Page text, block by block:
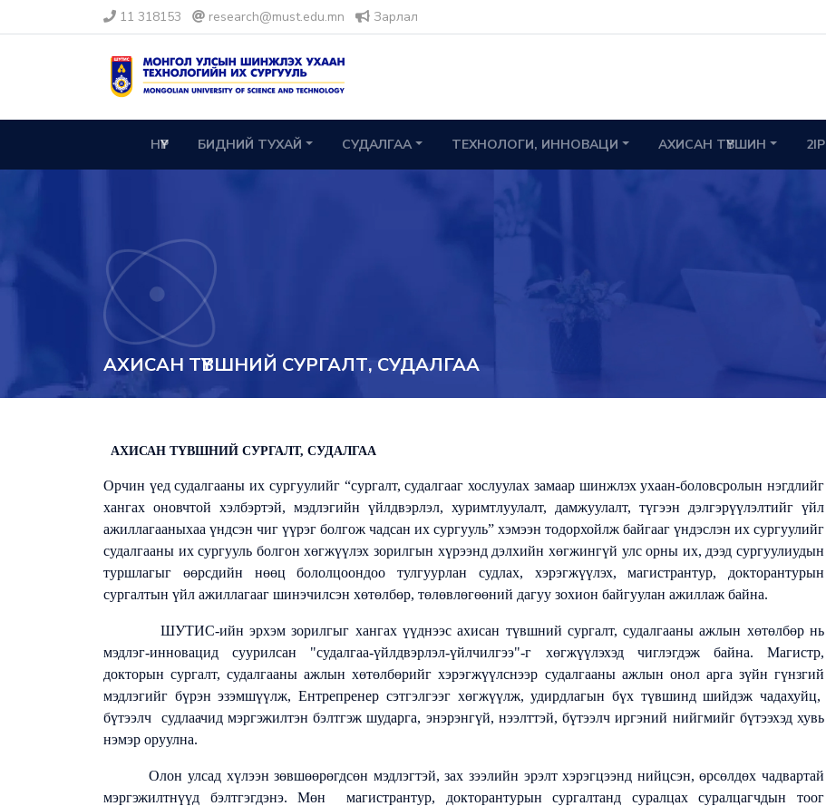
11 318153 research@must.edu.mn Зарлал
НҮҮР БИДНИЙ ТУХАЙ СУДАЛГАА ТЕХНОЛОГИ, ИННОВАЦИ АХИСАН ТҮВШИН 2IP
АХИСАН ТҮВШНИЙ СУРГАЛТ, СУДАЛГАА
АХИСАН ТҮВШНИЙ СУРГАЛТ, СУДАЛГАА
Орчин үед судалгааны их сургуулийг “сургалт, судалгааг хослуулах замаар шинжлэх ухаан-боловсролын нэгдлийг
хангах оновчтой хэлбэртэй, мэдлэгийн үйлдвэрлэл, хуримтлуулалт, дамжуулалт, түгээн дэлгэрүүлэлтийг үйл
ажиллагааныхаа үндсэн чиг үүрэг болгож чадсан их сургууль” хэмээн тодорхойлж байгааг үндэслэн их сургуулийг
судалгааны их сургууль болгон хөгжүүлэх зорилгын хүрээнд дэлхийн хөгжингүй улс орны их, дээд сургуулиудын
туршлагыг өөрсдийн нөөц бололцоондоо тулгуурлан судлах, хэрэгжүүлэх, магистрантур, докторантурын
сургалтын үйл ажиллагааг шинэчилсэн хөтөлбөр, төлөвлөгөөний дагуу зохион байгуулан ажиллаж байна.
ШУТИС-ийн эрхэм зорилгыг хангах үүднээс ахисан түвшний сургалт, судалгааны ажлын хөтөлбөр нь
мэдлэг-инновацид суурилсан "судалгаа-үйлдвэрлэл-үйлчилгээ"-г хөгжүүлэхэд чиглэгдэж байна. Магистр,
докторын сургалт, судалгааны ажлын хөтөлбөрийг хэрэгжүүлснээр судалгааны ажлын онол арга зүйн гүнзгий
мэдлэгийг бүрэн эзэмшүүлж, Ентрепренер сэтгэлгээг хөгжүүлж, удирдлагын бүх түвшинд шийдэж чадахуйц,
бүтээлч судлаачид мэргэжилтэн бэлтгэж шударга, энэрэнгүй, нээлттэй, бүтээлч иргэний нийгмийг бүтээхэд хувь
нэмэр оруулна.
Олон улсад хүлээн зөвшөөрөгдсөн мэдлэгтэй, зах зээлийн эрэлт хэрэгцээнд нийцсэн, өрсөлдөх чадвартай
мэргэжилтнүүд бэлтгэгдэнэ. Мөн магистрантур, докторантурын сургалтанд суралцах суралцагчдын тоог